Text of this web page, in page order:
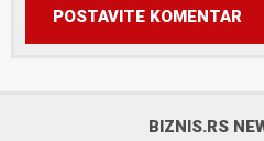
POSTAVITE KOMENTAR
BIZNIS.RS